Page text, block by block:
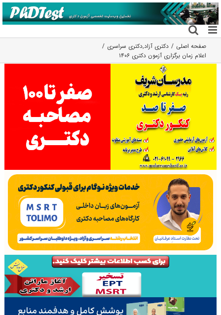
رفتن
به
محتوا
صفحه اصلی دکتری آزاد,دکتری سراسری
اعلام زمان برگزاری آزمون دکتری ۱۴۰۶